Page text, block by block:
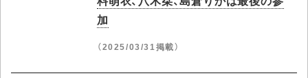
加
（2025/03/31掲載）